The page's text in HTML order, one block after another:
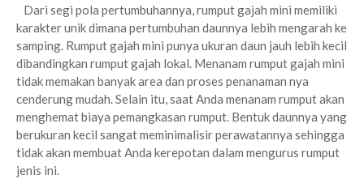
Dari segi pola pertumbuhannya, rumput gajah mini memiliki
karakter unik dimana pertumbuhan daunnya lebih mengarah ke
samping. Rumput gajah mini punya ukuran daun jauh lebih kecil
dibandingkan rumput gajah lokal. Menanam rumput gajah mini
tidak memakan banyak area dan proses penanaman nya
cenderung mudah. Selain itu, saat Anda menanam rumput akan
menghemat biaya pemangkasan rumput. Bentuk daunnya yang
berukuran kecil sangat meminimalisir perawatannya sehingga
tidak akan membuat Anda kerepotan dalam mengurus rumput
jenis ini.